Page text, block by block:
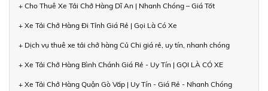
+ Cho Thuê Xe Tải Chở Hàng Dĩ An | Nhanh Chóng – Giá Tốt
+ Xe Tải Chở Hàng Đi Tỉnh Giá Rẻ | Gọi Là Có Xe
+ Dịch vụ thuê xe tải chở hàng Củ Chi giá rẻ, uy tín, nhanh chóng
+ Xe Tải Chở Hàng Bình Chánh Giá Rẻ - Uy Tín | GỌI LÀ CÓ XE
+ Xe Tải Chở Hàng Quận Gò Vấp | Uy Tín - Giá Rẻ - Nhanh Chóng